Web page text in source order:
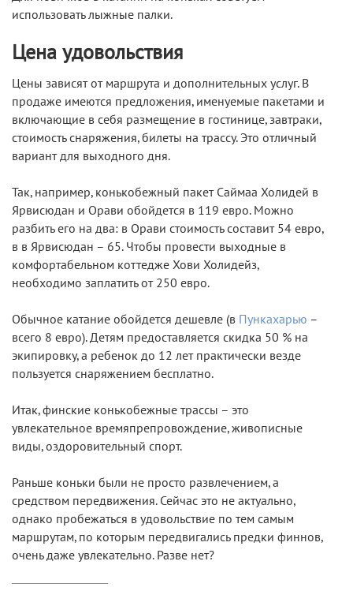
использовать лыжные палки.
Цена удовольствия
Цены зависят от маршрута и дополнительных услуг. В
продаже имеются предложения, именуемые пакетами и
включающие в себя размещение в гостинице, завтраки,
стоимость снаряжения, билеты на трассу. Это отличный
вариант для выходного дня.
Так, например, конькобежный пакет Саймаа Холидей в
Ярвисюдан и Орави обойдется в 119 евро. Можно
разбить его на два: в Орави стоимость составит 54 евро,
в в Ярвисюдан – 65. Чтобы провести выходные в
комфортабельном коттедже Хови Холидейз,
необходимо заплатить от 250 евро.
Обычное катание обойдется дешевле (в Пункахарью –
всего 8 евро). Детям предоставляется скидка 50 % на
экипировку, а ребенок до 12 лет практически везде
пользуется снаряжением бесплатно.
Итак, финские конькобежные трассы – это
увлекательное времяпрепровождение, живописные
виды, оздоровительный спорт.
Раньше коньки были не просто развлечением, а
средством передвижения. Сейчас это не актуально,
однако пробежаться в удовольствие по тем самым
маршрутам, по которым передвигались предки финнов,
очень даже увлекательно. Разве нет?